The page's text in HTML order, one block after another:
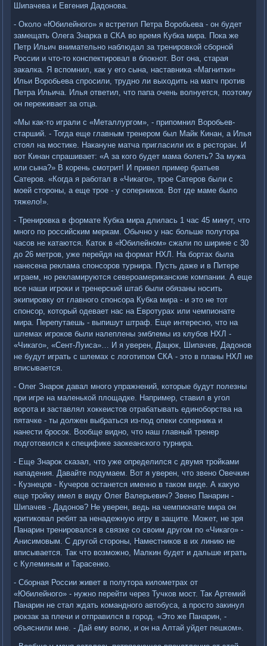
Шипачева и Евгения Дадонова.
- Около «Юбилейного» я встретил Петра Воробьева - он будет
замещать Олега Знарка в СКА во время Кубка мира. Пока же
Петр Ильич внимательно наблюдал за тренировкой сборной
России и что-то конспектировал в блокнот. Вот она, старая
закалка. Я вспомнил, как у его сына, наставника «Магнитки»
Ильи Воробьева спросили, трудно ли выходить на матч против
Петра Ильича. Илья ответил, что папа очень волнуется, поэтому
он переживает за отца.
«Мы как-то играли с «Металлургом», - припомнил Воробьев-
старший. - Тогда еще главным тренером был Майк Кинан, а Илья
стоял на мостике. Накануне матча пригласили их в ресторан. И
вот Кинан спрашивает: «А за кого будет мама болеть? За мужа
или сына?» В корень смотрит! И привел пример братьев
Сатеров. «Когда я работал в «Чикаго», трое Сатеров были с
моей стороны, а еще трое - у соперников. Вот где маме было
тяжело!».
- Тренировка в формате Кубка мира длилась 1 час 45 минут, что
много по российским меркам. Обычно у нас больше полутора
часов не катаются. Каток в «Юбилейном» сжали по ширине с 30
до 26 метров, уже перейдя на формат НХЛ. На бортах была
нанесена реклама спонсоров турнира. Пусть даже и в Питере
играем, но рекламируются североамериканские компании. А еще
все наши игроки и тренерский штаб были обязаны носить
экипировку от главного спонсора Кубка мира - и это не тот
спонсор, который одевает нас на Евротурах или чемпионате
мира. Перепутаешь - выпишут штраф. Еще интересно, что на
шлемах игроков были налеплены эмблемы из клубов НХЛ -
«Чикаго», «Сент-Луиса»… И я уверен, Дацюк, Шипачев, Дадонов
не будут играть с шлемах с логотипом СКА - это в планы НХЛ не
вписывается.
- Олег Знарок давал много упражнений, которые будут полезны
при игре на маленькой площадке. Например, ставил в угол
ворота и заставлял хоккеистов отрабатывать единоборства на
пятачке - ты должен выбраться из-под опеки соперника и
нанести бросок. Вообще видно, что наш главный тренер
подготовился к специфике заокеанского турнира.
- Еще Знарок сказал, что уже определился с двумя тройками
нападения. Давайте подумаем. Вот я уверен, что звено Овечкин
- Кузнецов - Кучеров останется именно в таком виде. А какую
еще тройку имел в виду Олег Валерьевич? Звено Панарин -
Шипачев - Дадонов? Не уверен, ведь на чемпионате мира он
критиковал ребят за ненадежную игру в защите. Может, не зря
Панарин тренировался в связке со своим другом по «Чикаго» -
Анисимовым. С другой стороны, Наместников в их линию не
вписывается. Так что возможно, Малкин будет и дальше играть
с Кулеминым и Тарасенко.
- Сборная России живет в полутора километрах от
«Юбилейного» - нужно перейти через Тучков мост. Так Артемий
Панарин не стал ждать командного автобуса, а просто закинул
рюкзак за плечи и отправился в город. «Это же Панарин, -
объяснили мне. - Дай ему волю, и он на Алтай уйдет пешком».